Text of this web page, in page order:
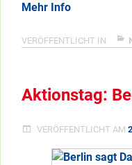
Mehr Info
VERÖFFENTLICHT IN
Aktionstag:
VERÖFFENTLICHT AM